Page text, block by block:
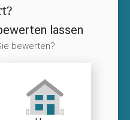
lassen
bewerten?